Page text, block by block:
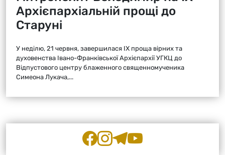
Архієпархіальній прощі до
Старуні
У неділю, 21 червня, завершилася ІХ проща вірних та
духовенства Івано-Франківської Архієпархії УГКЦ до
Відпустового центру блаженного священномученика
Симеона Лукача,...